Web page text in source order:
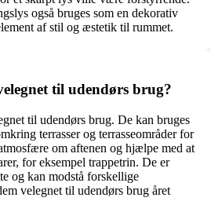
også bruges som en dekorativ
af stil og æstetik til rummet.
til udendørs brug?
til udendørs brug. De kan bruges
terrasser og terrasseområder for
om aftenen og hjælpe med at
for eksempel trappetrin. De er
og kan modstå forskellige
velegnet til udendørs brug året